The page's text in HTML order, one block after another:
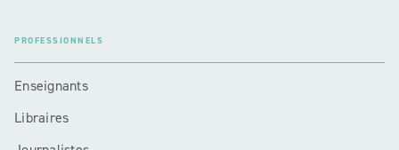
PROFESSIONNELS
Enseignants
Libraires